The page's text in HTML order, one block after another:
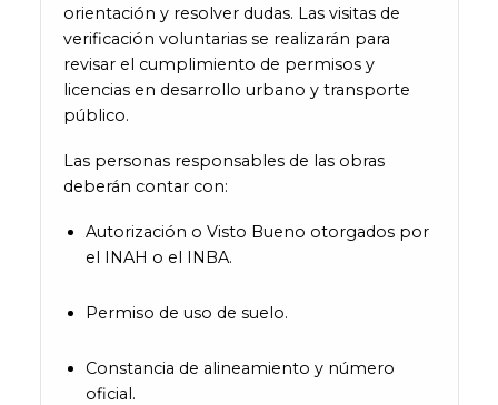
orientación y resolver dudas. Las visitas de
verificación voluntarias se realizarán para
revisar el cumplimiento de permisos y
licencias en desarrollo urbano y transporte
público.
Las personas responsables de las obras
deberán contar con:
Autorización o Visto Bueno otorgados por
el INAH o el INBA.
Permiso de uso de suelo.
Constancia de alineamiento y número
oficial.